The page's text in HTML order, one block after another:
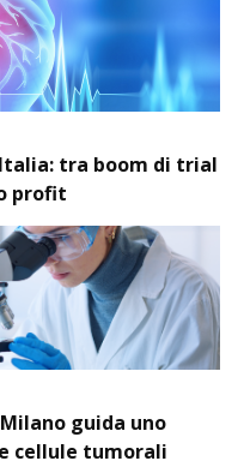
tra boom di trial
profit
guida uno
cellule tumorali